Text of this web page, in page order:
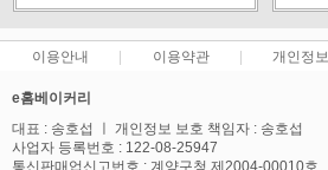
이용안내 이용약관 개인정
e홈베이커리
대표 : 송호섭 ㅣ 개인정보 보호 책임자 : 송호섭
사업자 등록번호 : 122-08-25947
통신판매업신고번호 : 계양구청 제2004-00010호